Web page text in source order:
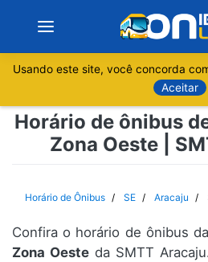
Sobre
Rio de Janeiro
Usando este site, você concorda
Aceitar
Horário de ônibus
Zona Oeste |
Horário de Ônibus SE Aracaju
Confira o horário de ônibus
Zona Oeste da SMTT